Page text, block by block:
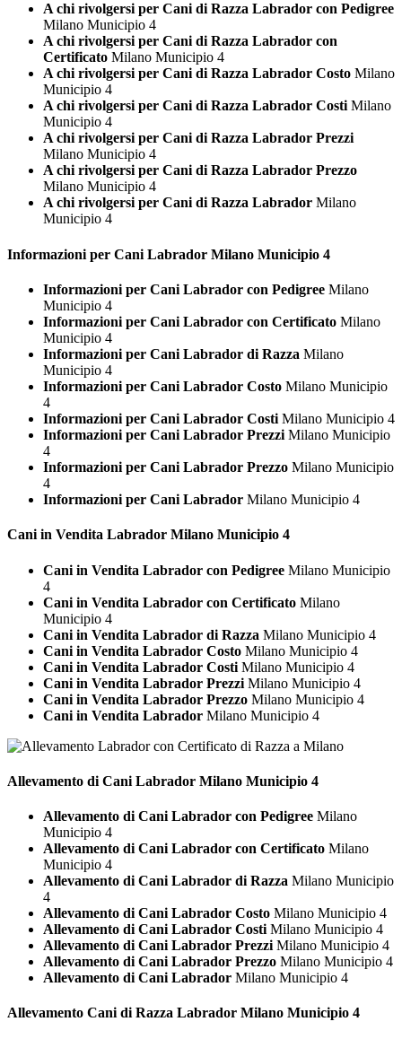
A chi rivolgersi per Cani di Razza Labrador con Pedigree
Milano Municipio 4
A chi rivolgersi per Cani di Razza Labrador con
Certificato Milano Municipio 4
A chi rivolgersi per Cani di Razza Labrador Costo Milano
Municipio 4
A chi rivolgersi per Cani di Razza Labrador CostiMilano
Municipio 4
A chi rivolgersi per Cani di Razza Labrador Prezzi
Milano Municipio 4
A chi rivolgersi per Cani di Razza Labrador Prezzo
Milano Municipio 4
A chi rivolgersi per Cani di Razza Labrador Milano
Municipio 4
Informazioni per Cani Labrador Milano Municipio 4
Informazioni per Cani Labrador con Pedigree Milano
Municipio 4
Informazioni per Cani Labrador con Certificato Milano
Municipio 4
Informazioni per Cani Labrador di Razza Milano
Municipio 4
Informazioni per Cani Labrador Costo Milano Municipio
4
Informazioni per Cani Labrador Costi Milano Municipio 4
Informazioni per Cani Labrador Prezzi Milano Municipio
4
Informazioni per Cani Labrador Prezzo Milano Municipio
4
Informazioni per Cani Labrador Milano Municipio 4
Cani in Vendita Labrador Milano Municipio 4
Cani in Vendita Labrador con Pedigree Milano Municipio
4
Cani in Vendita Labrador con Certificato Milano
Municipio 4
Cani in Vendita Labrador di Razza Milano Municipio 4
Cani in Vendita Labrador Costo Milano Municipio 4
Cani in Vendita Labrador Costi Milano Municipio 4
Cani in Vendita Labrador Prezzi Milano Municipio 4
Cani in Vendita Labrador Prezzo Milano Municipio 4
Cani in Vendita Labrador Milano Municipio 4
Allevamento di Cani Labrador Milano Municipio 4
Allevamento di Cani Labrador con Pedigree Milano
Municipio 4
Allevamento di Cani Labrador con Certificato Milano
Municipio 4
Allevamento di Cani Labrador di Razza Milano Municipio
4
Allevamento di Cani Labrador Costo Milano Municipio 4
Allevamento di Cani Labrador Costi Milano Municipio 4
Allevamento di Cani Labrador Prezzi Milano Municipio 4
Allevamento di Cani Labrador Prezzo Milano Municipio 4
Allevamento di Cani Labrador Milano Municipio 4
Allevamento Cani di Razza Labrador Milano Municipio 4